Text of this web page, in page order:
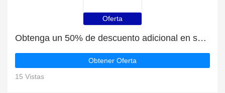
Oferta
Obtenga un 50% de descuento adicional en su próximo pedido | fin en breve
Obtener Oferta
15 Vistas